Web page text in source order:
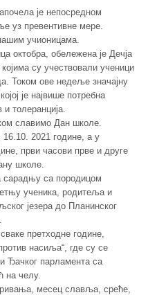
је непосредном
уз превентивне мере.
учионицама.
обележена је Дечја
су учествовали ученици
Током ове недеље значајну
је највише потребна
толеранција.
славимо Дан школе.
2021 године, а у
први часови прве и друге
школе.
са породицом
ученика, родитеља и
језера до Планинског
претходне године,
насиља“, где су се
Ђачког парламента са
на челу.
месец славља, среће,